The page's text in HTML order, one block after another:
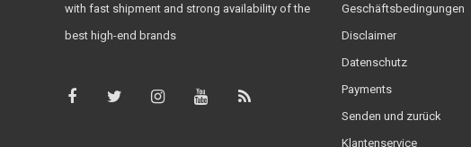
with fast shipment and strong availability of the
best high-end brands
Geschäftsbedingungen
Disclaimer
Datenschutz
Payments
Senden und zurück
Klantenservice